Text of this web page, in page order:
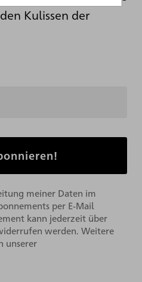
Kulissen der
meiner Daten im
per E-Mail
kann jederzeit über
werden. Weitere
unserer